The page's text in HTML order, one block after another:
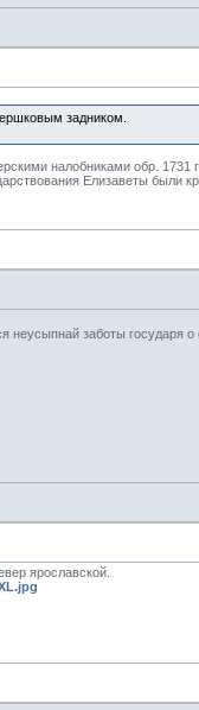
задником.
налобниками обр.
Елизаветы были
неусыпнай заботы государя о
ярославской.